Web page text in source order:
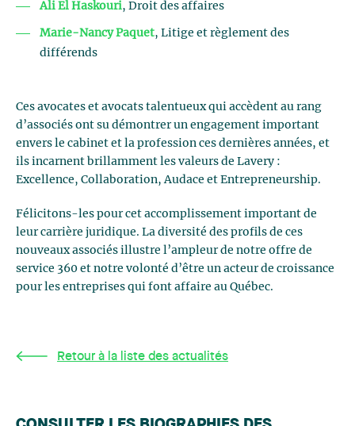
Ali El Haskouri, Droit des affaires
Marie-Nancy Paquet, Litige et règlement des
différends
Ces avocates et avocats talentueux qui accèdent au rang
d’associés ont su démontrer un engagement important
envers le cabinet et la profession ces dernières années, et
ils incarnent brillamment les valeurs de Lavery :
Excellence, Collaboration, Audace et Entrepreneurship.
Félicitons-les pour cet accomplissement important de
leur carrière juridique. La diversité des profils de ces
nouveaux associés illustre l’ampleur de notre offre de
service 360 et notre volonté d’être un acteur de croissance
pour les entreprises qui font affaire au Québec.
Retour à la liste des actualités